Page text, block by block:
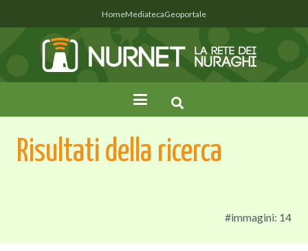
HomeMediatecaGeoportale
Risultati della ricerca
#immagini: 14